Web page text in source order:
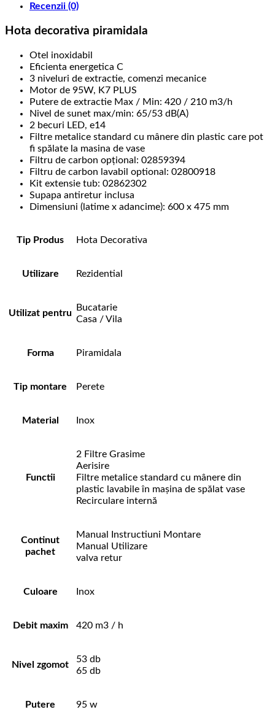
clasaRecenzii (0)
Hota decorativa piramidala
Otel inoxidabil
Eficienta energetica C
3 niveluri de extractie, comenzi mecanice
Motor de 95W, K7 PLUS
Putere de extractie Max / Min: 420 / 210 m3/h
Nivel de sunet max/min: 65/53 dB(A)
2 becuri LED, e14
Filtre metalice standard cu mânere din plastic care pot
fi spălate la masina de vase
Filtru de carbon opțional: 02859394
Filtru de carbon lavabil optional: 02800918
Kit extensie tub: 02862302
Supapa antiretur inclusa
Dimensiuni (latime x adancime): 600 x 475 mm
Tip Produs Hota Decorativa
Utilizare Rezidential
Utilizat pentru
Bucatarie
Casa / Vila
Forma Piramidala
Tip montare Perete
Material Inox
Functii
2 Filtre Grasime
Aerisire
Filtre metalice standard cu mânere din
plastic lavabile în mașina de spălat vase
Recirculare internă
Continut
pachet
Manual Instructiuni Montare
Manual Utilizare
valva retur
Culoare Inox
Debit maxim 420 m3 / h
Nivel zgomot
53 db
65 db
Putere 95 w